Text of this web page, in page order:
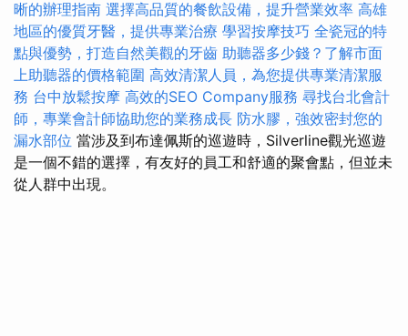
晰的辦理指南 選擇高品質的餐飲設備，提升營業效率 高雄
地區的優質牙醫，提供專業治療 學習按摩技巧 全瓷冠的特
點與優勢，打造自然美觀的牙齒 助聽器多少錢？了解市面
上助聽器的價格範圍 高效清潔人員，為您提供專業清潔服
務 台中放鬆按摩 高效的SEO Company服務 尋找台北會計
師，專業會計師協助您的業務成長 防水膠，強效密封您的
漏水部位 當涉及到布達佩斯的巡遊時，Silverline觀光巡遊
是一個不錯的選擇，有友好的員工和舒適的聚會點，但並未
從人群中出現。